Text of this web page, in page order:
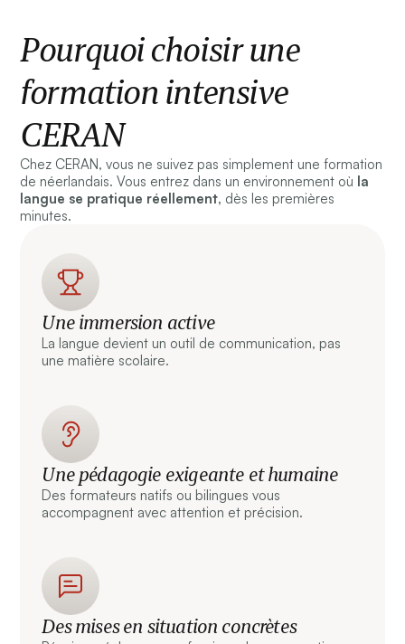
Pourquoi choisir une
formation intensive
CERAN
Chez CERAN, vous ne suivez pas simplement une formation
de néerlandais. Vous entrez dans un environnement où la
langue se pratique réellement, dès les premières
minutes.
Une immersion active
La langue devient un outil de communication, pas
une matière scolaire.
Une pédagogie exigeante et humaine
Des formateurs natifs ou bilingues vous
accompagnent avec attention et précision.
Des mises en situation concrètes